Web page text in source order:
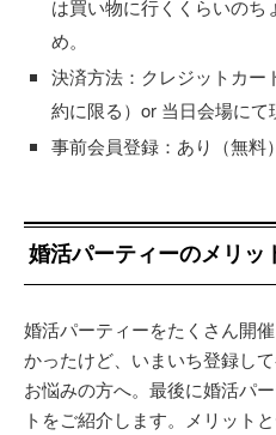
は買い物に行くくらいのち
め。
決済方法：クレジットカー
約に限る）or 当日会場にて
事前会員登録：あり（無料）
婚活パーティーのメリッ
婚活パーティーをたくさん開
かったけど、いまいち登録し
お悩みの方へ。最後に婚活パ
トをご紹介します。メリット